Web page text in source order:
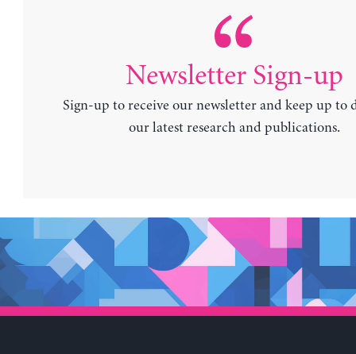
Newsletter Sign-up
Sign-up to receive our newsletter and keep up to
our latest research and publications.